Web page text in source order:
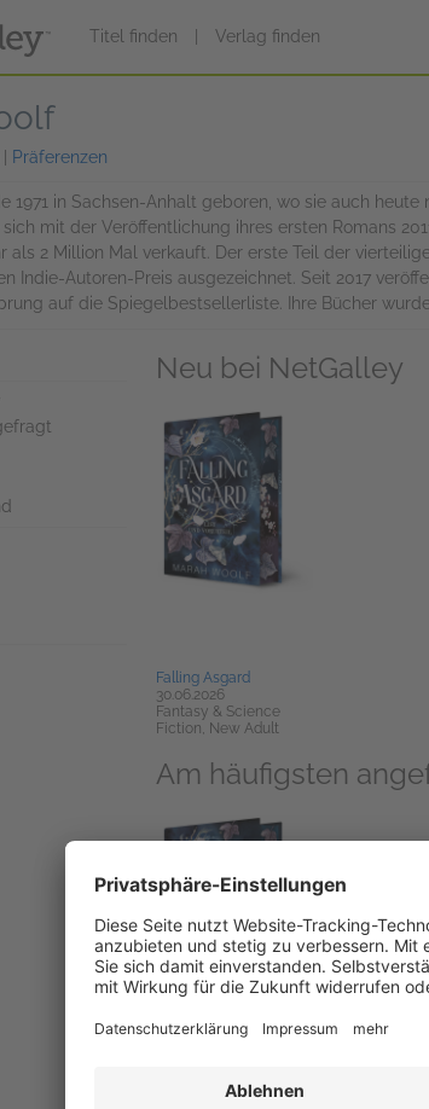
Titel finden Verlag finden
Präferenzen
1971 in Sachsen-Anhalt geboren, wo sie auch
mit der Veröffentlichung ihres ersten Romans
als 2 Million Mal verkauft. Der erste Teil der
Indie-Autoren-Preis ausgezeichnet. Seit 2017
auf die Spiegelbestsellerliste. Ihre Bücher
Neu bei NetGalley
Falling Asgard
30.06.2026
Fantasy & Science
Fiction, New Adult
Am häufigsten
Falling Asgard